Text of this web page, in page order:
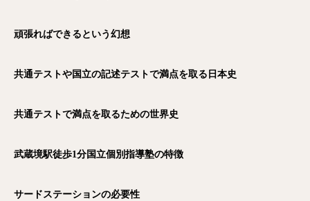
頑張ればできるという幻想
共通テストや国立の記述テストで満点を取る日本史
共通テストで満点を取るための世界史
武蔵境駅徒歩1分国立個別指導塾の特徴
サードステーションの必要性